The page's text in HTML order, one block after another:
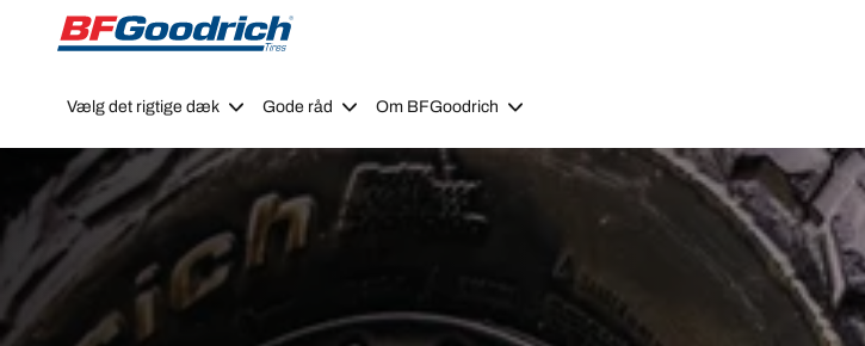
Go to page content
Go to page navigation
Vælg det rigtige dæk Gode råd Om BFGoodrich